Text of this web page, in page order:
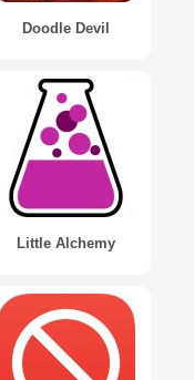
Doodle Devil
Little Alchemy